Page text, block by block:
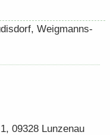
Weig­manns­
09328 Lun­zen­au